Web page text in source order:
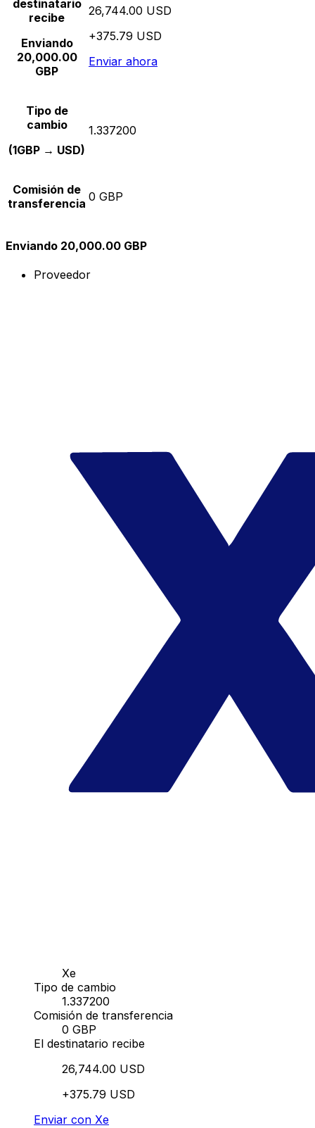
destinatario
recibe
Enviando
20,000.00
GBP
26,744.00 USD
+375.79 USD
Enviar ahora
Tipo de
cambio
(1GBP → USD)
1.337200
Comisión de
transferencia 0 GBP
Enviando 20,000.00 GBP
Proveedor
Xe
Tipo de cambio
1.337200
Comisión de transferencia
0 GBP
El destinatario recibe
26,744.00 USD
+375.79 USD
Enviar con Xe